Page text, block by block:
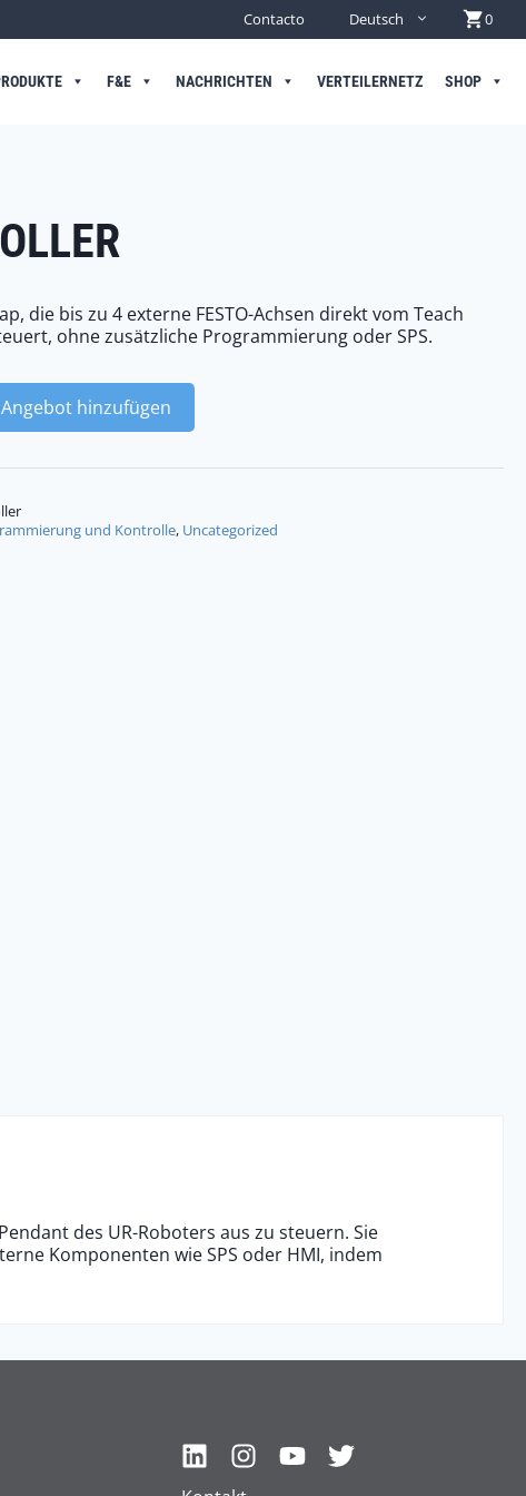
Contacto Deutsch 0
F&E NACHRICHTEN VERTEILERNETZ SHOP
die bis zu 4 externe FESTO-Achsen direkt vom Teach
ohne zusätzliche Programmierung oder SPS.
hinzufügen
und Kontrolle, Uncategorized
des UR-Roboters aus zu steuern. Sie
Komponenten wie SPS oder HMI, indem